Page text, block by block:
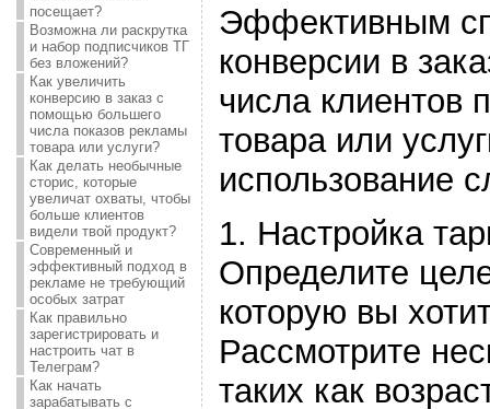
посещает?
Возможна ли раскрутка
и набор подписчиков ТГ
без вложений?
Как увеличить
конверсию в заказ с
помощью большего
числа показов рекламы
товара или услуги?
Как делать необычные
сторис, которые
увеличат охваты, чтобы
больше клиентов
видели твой продукт?
Современный и
эффективный подход в
рекламе не требующий
особых затрат
Как правильно
зарегистрировать и
настроить чат в
Телеграм?
Как начать
зарабатывать с
Эффективным
конверсии в
числа клиентов
товара или
использование
1. Настройка
Определите
которую вы
Рассмотрите
таких как